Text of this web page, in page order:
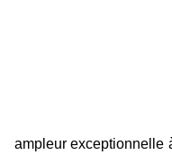
ampleur exceptionnelle